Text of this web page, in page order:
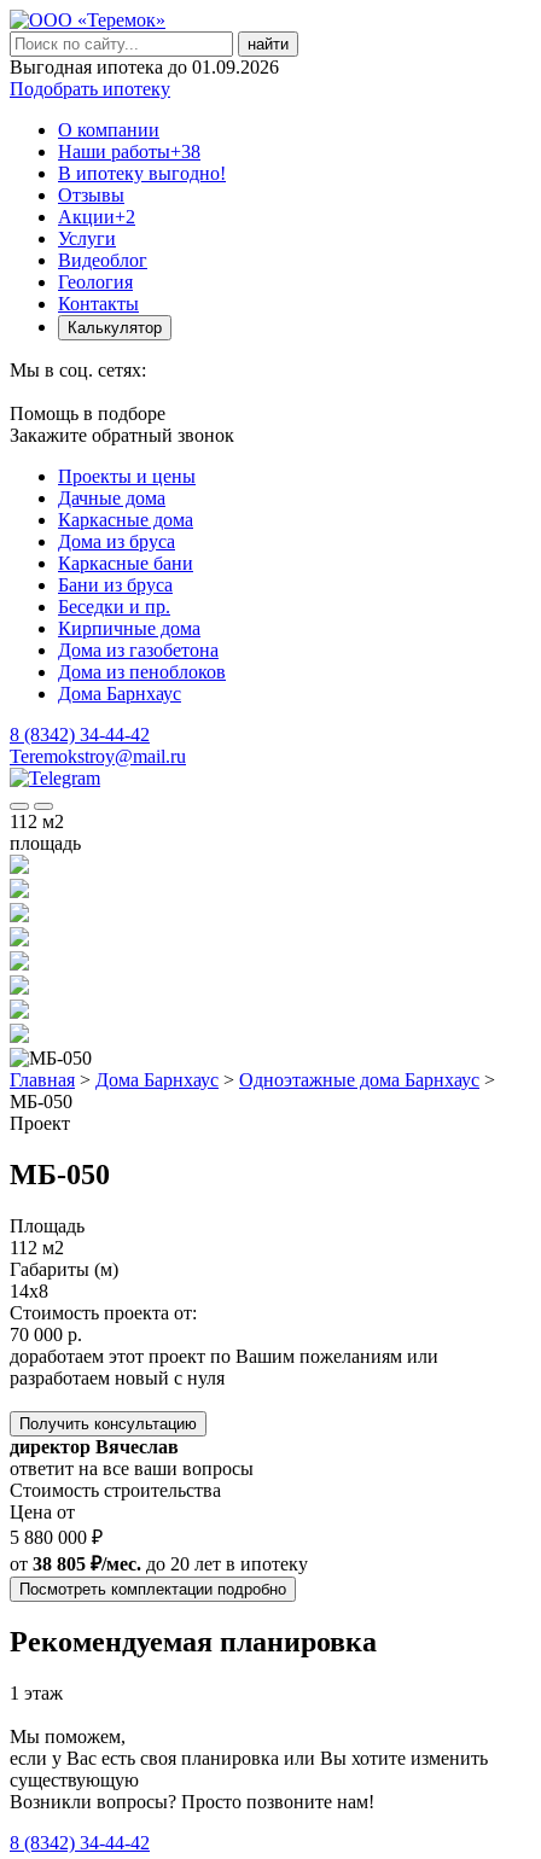
найти
Выгодная ипотека до 01.09.2026
Подобрать ипотеку
О компании
Наши работы+38
В ипотеку выгодно!
Отзывы
Акции+2
Услуги
Видеоблог
Геология
Контакты
Калькулятор
Мы в соц. сетях:
Помощь в подборе
Закажите обратный звонок
Проекты и цены
Дачные дома
Каркасные дома
Дома из бруса
Каркасные бани
Бани из бруса
Беседки и пр.
Кирпичные дома
Дома из газобетона
Дома из пеноблоков
Дома Барнхаус
8 (8342) 34-44-42
Teremokstroy@mail.ru
112 м2
площадь
Главная > Дома Барнхаус > Одноэтажные дома Барнхаус >
МБ-050
Проект
МБ-050
Площадь
112 м2
Габариты (м)
14x8
Стоимость проекта от:
70 000 р.
доработаем этот проект по Вашим пожеланиям или
разработаем новый с нуля
Получить консультацию
директор Вячеслав
ответит на все ваши вопросы
Стоимость строительства
Цена от
5 880 000 ₽
от 38 805 ₽/мес. до 20 лет в ипотеку
Посмотреть комплектации подробно
Рекомендуемая планировка
1 этаж
Мы поможем,
если у Вас есть своя планировка или Вы хотите изменить
существующую
Возникли вопросы? Просто позвоните нам!
8 (8342) 34-44-42